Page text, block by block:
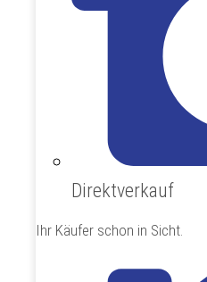
Direktverkauf
Ihr Käufer schon in Sicht.